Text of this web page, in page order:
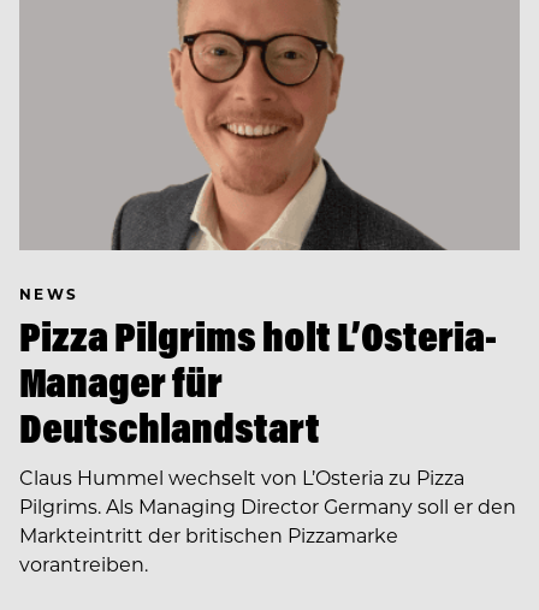
NEWS
Pizza Pilgrims holt L’Osteria-
Manager für
Deutschlandstart
Claus Hummel wechselt von L’Osteria zu Pizza
Pilgrims. Als Managing Director Germany soll er den
Markteintritt der britischen Pizzamarke
vorantreiben.